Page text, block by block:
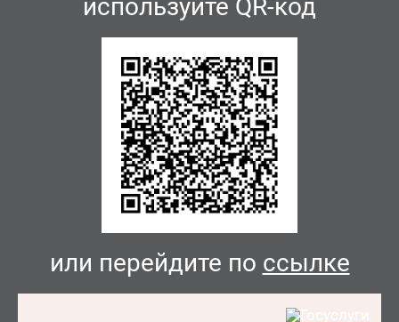
используйте QR-код
или перейдите по ссылке